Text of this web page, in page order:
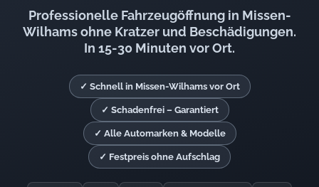
Professionelle Fahrzeugöffnung in Missen-
Wilhams ohne Kratzer und Beschädigungen.
In 15-30 Minuten vor Ort.
✓ Schnell in Missen-Wilhams vor Ort
✓ Schadenfrei – Garantiert
✓ Alle Automarken & Modelle
✓ Festpreis ohne Aufschlag